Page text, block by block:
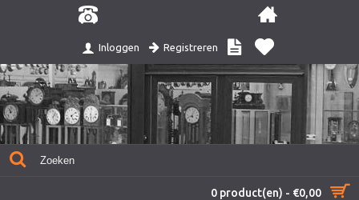
Inloggen Registreren
0 product(en) - €0,00